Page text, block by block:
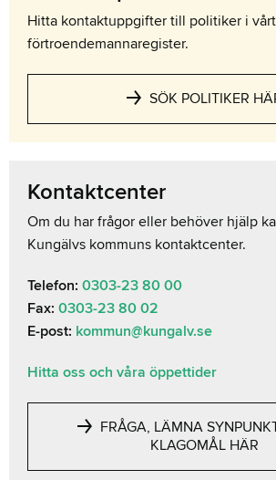
Hitta kontaktuppgifter till politiker i vårt
förtroendemannaregister.
SÖK POLITIKER
Kontaktcenter
Om du har frågor eller behöver hjälp
Kungälvs kommuns kontaktcenter.
Telefon: 0303-23 80 00
Fax: 0303-23 80 02
E-post: kommun@kungalv.se
Hitta oss och våra öppettider
FRÅGA, LÄMNA
KLAGOMÅL HÄR